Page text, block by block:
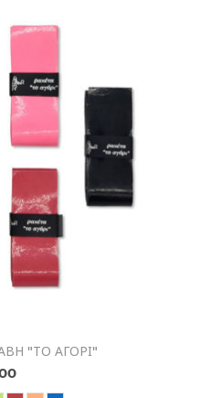
"ΤΟ ΑΓΟΡΙ"